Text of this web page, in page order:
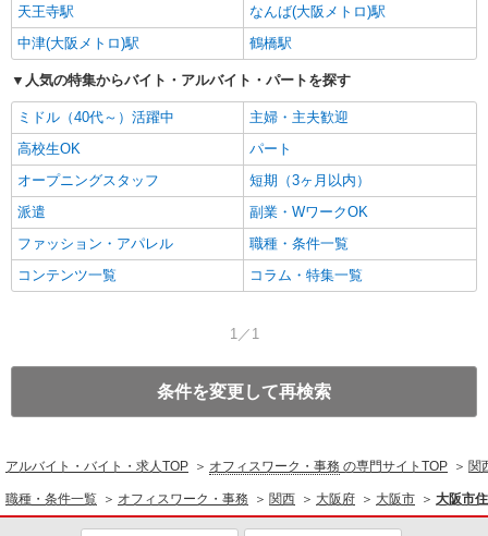
天王寺駅
なんば(大阪メトロ)駅
中津(大阪メトロ)駅
鶴橋駅
人気の特集からバイト・アルバイト・パートを探す
ミドル（40代～）活躍中
主婦・主夫歓迎
高校生OK
パート
オープニングスタッフ
短期（3ヶ月以内）
派遣
副業・WワークOK
ファッション・アパレル
職種・条件一覧
コンテンツ一覧
コラム・特集一覧
1／1
条件を変更して再検索
アルバイト・バイト・求人TOP オフィスワーク・事務 の専門サイトTOP 関
職種・条件一覧 オフィスワーク・事務 関西 大阪府 大阪市 大阪市